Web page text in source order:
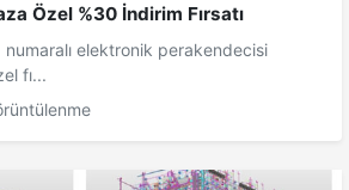
Özel %30 İndirim Fırsatı
numaralı elektronik perakendecisi
fı...